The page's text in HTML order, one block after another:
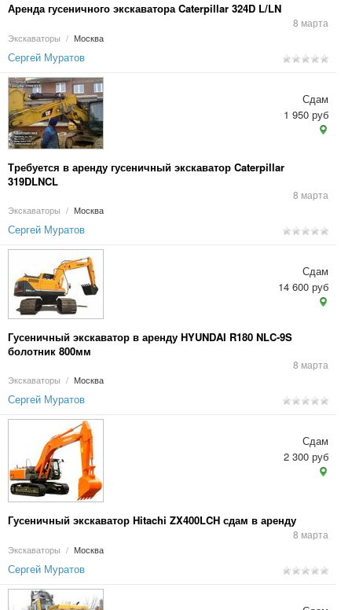
Аренда гусеничного экскаватора Caterpillar 324D L/LN
8 марта
Экскаваторы / Москва
Сергей Муратов
Требуется в аренду гусеничный экскаватор Caterpillar
319DLNCL
8 марта
Экскаваторы / Москва
Сдам
1 950 руб
Сергей Муратов
Гусеничный экскаватор в аренду HYUNDAI R180 NLC-9S
болотник 800мм
8 марта
Экскаваторы / Москва
Сдам
14 600 руб
Сергей Муратов
Гусеничный экскаватор Hitachi ZX400LCH сдам в аренду
8 марта
Экскаваторы / Москва
Сдам
2 300 руб
Сергей Муратов